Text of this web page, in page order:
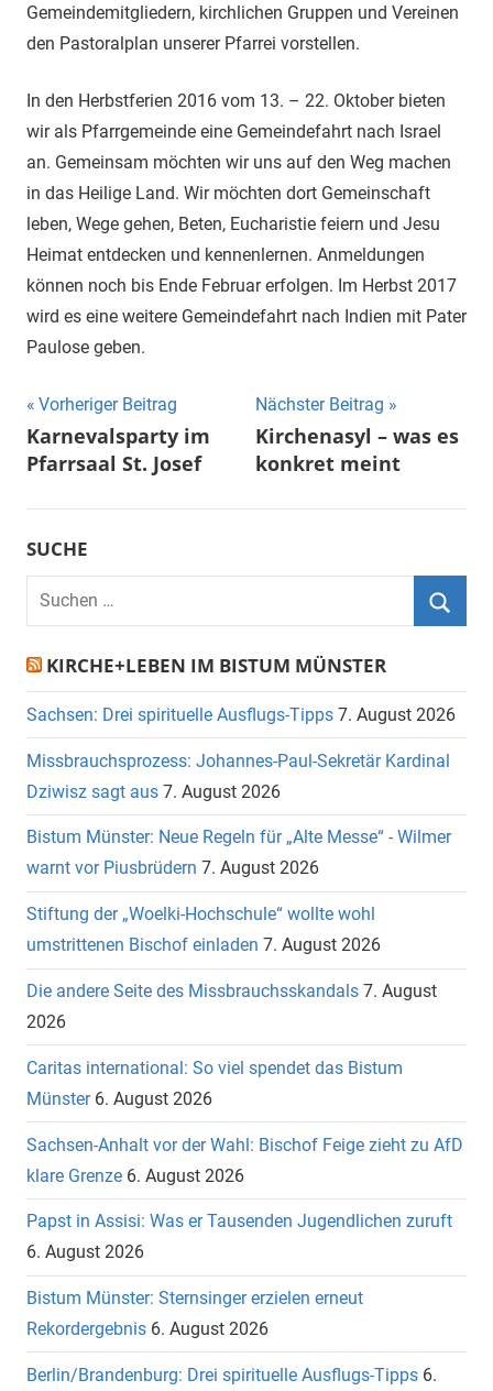
Gemeindemitgliedern, kirchlichen Gruppen und Vereinen
den Pastoralplan unserer Pfarrei vorstellen.
In den Herbstferien 2016 vom 13. – 22. Oktober bieten
wir als Pfarrgemeinde eine Gemeindefahrt nach Israel
an. Gemeinsam möchten wir uns auf den Weg machen
in das Heilige Land. Wir möchten dort Gemeinschaft
leben, Wege gehen, Beten, Eucharistie feiern und Jesu
Heimat entdecken und kennenlernen. Anmeldungen
können noch bis Ende Februar erfolgen. Im Herbst 2017
wird es eine weitere Gemeindefahrt nach Indien mit Pater
Paulose geben.
Beitragsnavigation
Vorheriger Beitrag
Karnevalsparty im
Pfarrsaal St. Josef
Nächster Beitrag
Kirchenasyl – was es
konkret meint
SUCHE
Suchen
KIRCHE+LEBEN IM BISTUM MÜNSTER
Sachsen: Drei spirituelle Ausflugs-Tipps 7. August 2026
Missbrauchsprozess: Johannes-Paul-Sekretär Kardinal
Dziwisz sagt aus 7. August 2026
Bistum Münster: Neue Regeln für „Alte Messe“ - Wilmer
warnt vor Piusbrüdern 7. August 2026
Stiftung der „Woelki-Hochschule“ wollte wohl
umstrittenen Bischof einladen 7. August 2026
Die andere Seite des Missbrauchsskandals 7. August
2026
Caritas international: So viel spendet das Bistum
Münster 6. August 2026
Sachsen-Anhalt vor der Wahl: Bischof Feige zieht zu AfD
klare Grenze 6. August 2026
Papst in Assisi: Was er Tausenden Jugendlichen zuruft
6. August 2026
Bistum Münster: Sternsinger erzielen erneut
Rekordergebnis 6. August 2026
Berlin/Brandenburg: Drei spirituelle Ausflugs-Tipps 6.